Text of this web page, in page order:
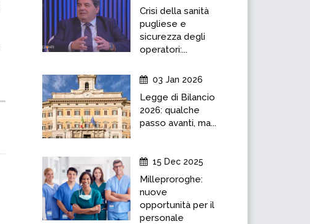
Crisi della sanità
pugliese e
sicurezza degli
operatori:...
03 Jan 2026
Legge di Bilancio
2026: qualche
passo avanti, ma...
15 Dec 2025
Milleproroghe:
nuove
opportunità per il
personale